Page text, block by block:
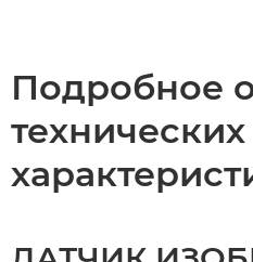
Подробное
технических